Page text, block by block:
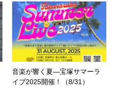
音楽が響く夏―宝塚サマーラ
イブ2025開催！（8/31）